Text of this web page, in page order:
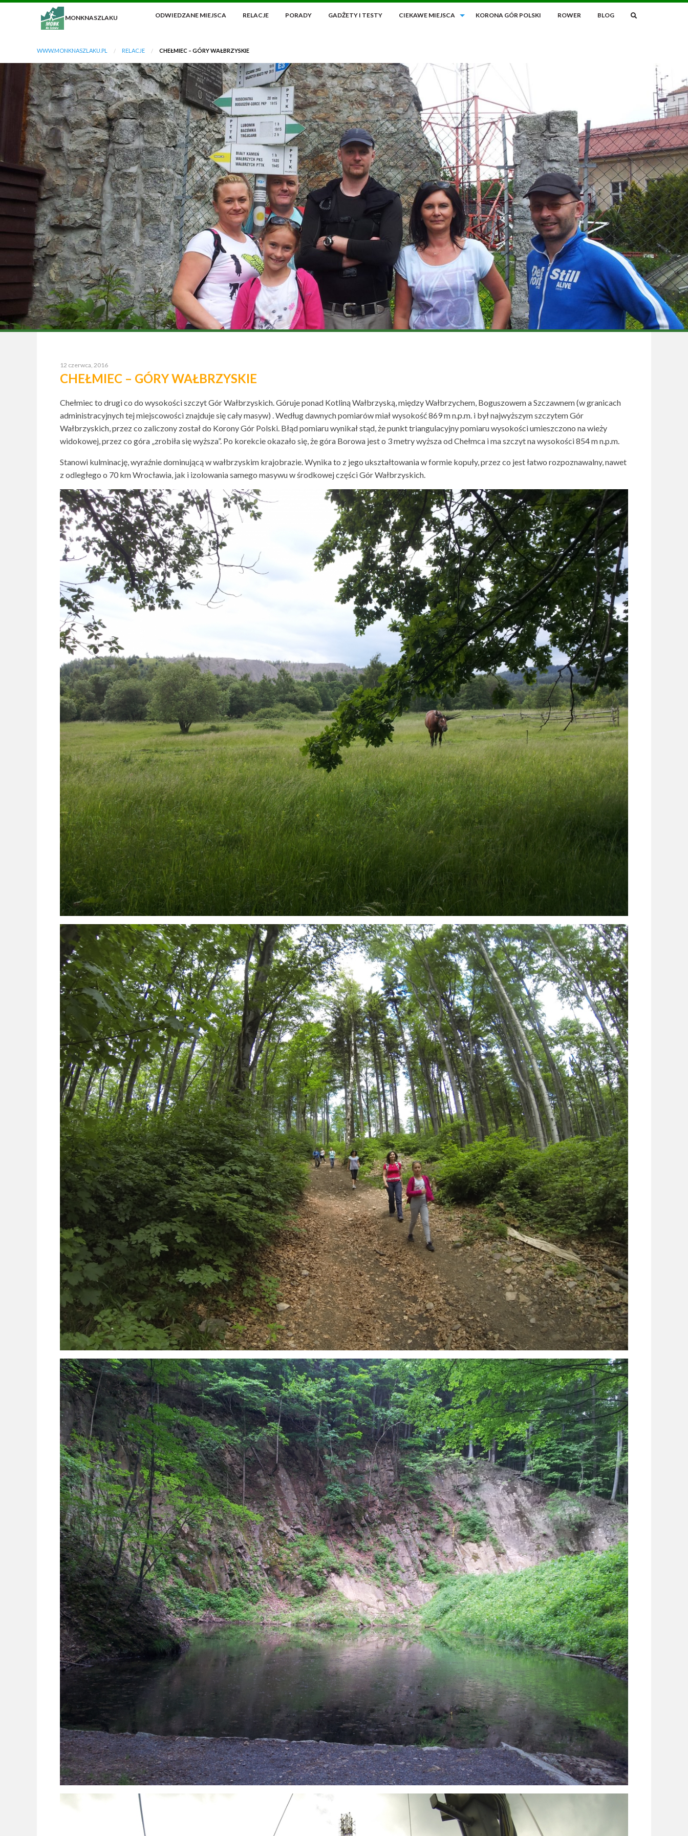
MONKNASZLAKU ODWIEDZANE MIEJSCA RELACJE PORADY GADŻETY I TESTY CIEKAWE MIEJSCA KORONA GÓR POLSKI ROWER BLOG
WWW.MONKNASZLAKU.PL RELACJE CHEŁMIEC – GÓRY WAŁBRZYSKIE
12 czerwca, 2016
CHEŁMIEC – GÓRY WAŁBRZYSKIE
Chełmiec to drugi co do wysokości szczyt Gór Wałbrzyskich. Góruje ponad Kotliną Wałbrzyską, między Wałbrzychem, Boguszowem a Szczawnem (w granicach
administracyjnych tej miejscowości znajduje się cały masyw) . Według dawnych pomiarów miał wysokość 869 m n.p.m. i był najwyższym szczytem Gór
Wałbrzyskich, przez co zaliczony został do Korony Gór Polski. Błąd pomiaru wynikał stąd, że punkt triangulacyjny pomiaru wysokości umieszczono na wieży
widokowej, przez co góra „zrobiła się wyższa”. Po korekcie okazało się, że góra Borowa jest o 3 metry wyższa od Chełmca i ma szczyt na wysokości 854 m n.p.m.
Stanowi kulminację, wyraźnie dominującą w wałbrzyskim krajobrazie. Wynika to z jego ukształtowania w formie kopuły, przez co jest łatwo rozpoznawalny, nawet
z odległego o 70 km Wrocławia, jak i izolowania samego masywu w środkowej części Gór Wałbrzyskich.